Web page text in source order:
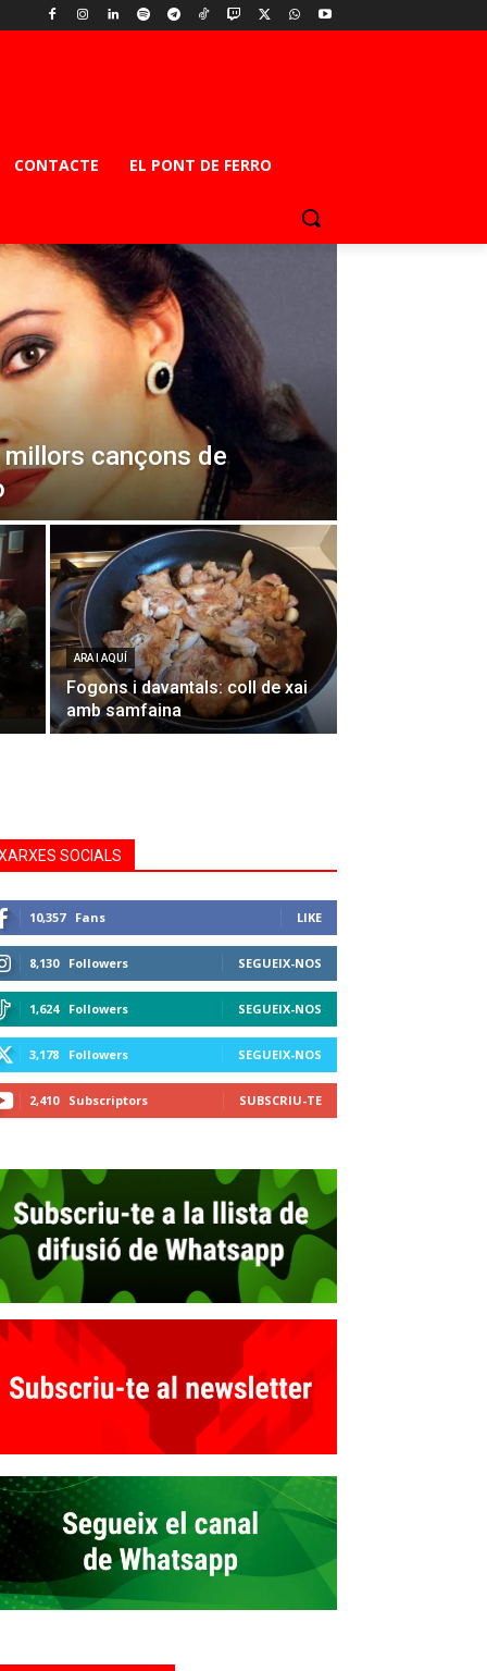
CONTACTE EL PONT DE FERRO
millors cançons de
ARA I AQUÍ
Fogons i davantals: coll de xai
amb samfaina
SOCIALS
10,357 Fans LIKE
8,130 Followers SEGUEIX-NOS
1,624 Followers SEGUEIX-NOS
3,178 Followers SEGUEIX-NOS
2,410 Subscriptors SUBSCRIU-TE